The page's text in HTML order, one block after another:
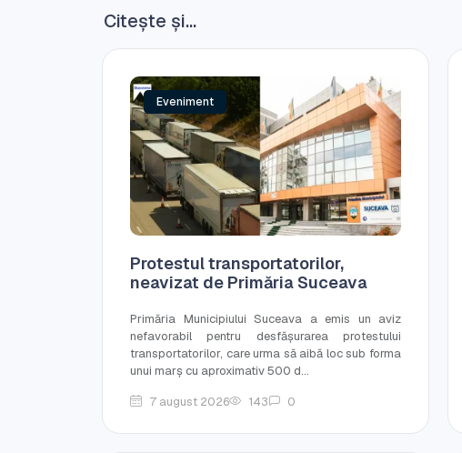
Citește și...
Eveniment
Protestul transportatorilor,
neavizat de Primăria Suceava
Primăria Municipiului Suceava a emis un aviz
nefavorabil pentru desfășurarea protestului
transportatorilor, care urma să aibă loc sub forma
unui marș cu aproximativ 500 d...
7 august 2026
143 0